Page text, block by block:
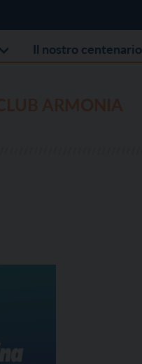
Il nostro centenario